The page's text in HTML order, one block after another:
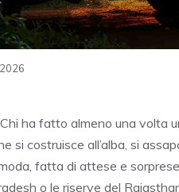
ha fatto almeno una volta
si costruisce all’alba, si
fatta di attese e
o le riserve del